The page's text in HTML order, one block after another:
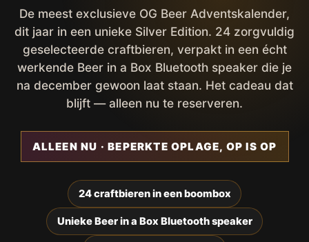
De meest exclusieve OG Beer Adventskalender,
dit jaar in een unieke Silver Edition. 24 zorgvuldig
geselecteerde craftbieren, verpakt in een écht
werkende Beer in a Box Bluetooth speaker die je
na december gewoon laat staan. Het cadeau dat
blijft — alleen nu te reserveren.
ALLEEN NU · BEPERKTE OPLAGE, OP IS OP
24 craftbieren in een boombox
Unieke Beer in a Box Bluetooth speaker